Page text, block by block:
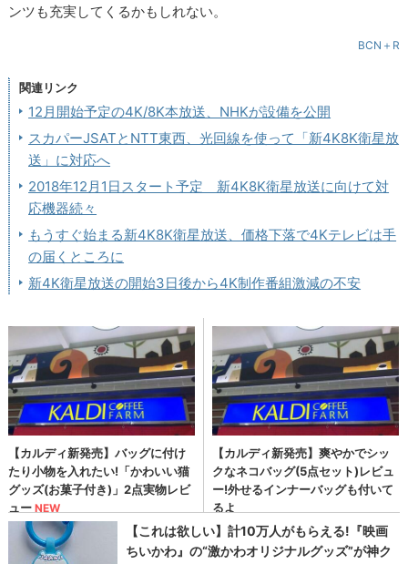
ンツも充実してくるかもしれない。
BCN＋R
関連リンク
12月開始予定の4K/8K本放送、NHKが設備を公開
スカパーJSATとNTT東西、光回線を使って「新4K8K衛星放
送」に対応へ
2018年12月1日スタート予定 新4K8K衛星放送に向けて対
応機器続々
もうすぐ始まる新4K8K衛星放送、価格下落で4Kテレビは手
の届くところに
新4K衛星放送の開始3日後から4K制作番組激減の不安